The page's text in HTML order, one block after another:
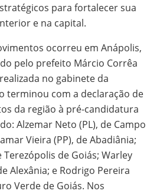
para fortalecer sua
e na capital.
ocorreu em Anápolis,
pelo prefeito Márcio Corrêa
no gabinete da
terminou com a declaração de
da região à pré-candidatura
Alzemar Neto (PL), de Campo
Vieira (PP), de Abadiânia;
Terezópolis de Goiás; Warley
Alexânia; e Rodrigo Pereira
Verde de Goiás. Nos